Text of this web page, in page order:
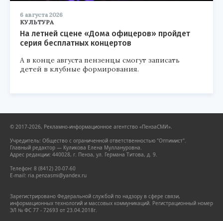
6 августа 2026
КУЛЬТУРА
На летней сцене «Дома офицеров» пройдет
серия бесплатных концертов
А в конце августа пензенцы смогут записать
детей в клубные формирования.
© 2017-2026, Рекламно-информационное агентство «ПензаСМИ».
Учредитель: Общество с ограниченной ответственностью "Оптимист".
Главный редактор — Куликова Елена Муллануровна.
Адрес редакции: 440028, г. Пенза, ул. Германа Титова, д. 9.
Телефон: 8 (8412) 20-07-60
E-mail: ria.penzasmi@yandex.ru
Зарегистрировано Федеральной службой по надзору в сфере связи,
информационных технологий и массовых коммуникаций. Регистрационный номер
ЭЛ № ФС 77 - 72693 от 23.04.2018г.